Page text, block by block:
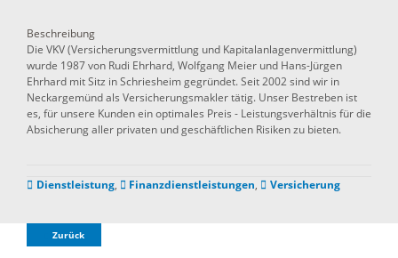
Beschreibung
Die VKV (Versicherungsvermittlung und Kapitalanlagenvermittlung)
wurde 1987 von Rudi Ehrhard, Wolfgang Meier und Hans-Jürgen
Ehrhard mit Sitz in Schriesheim gegründet. Seit 2002 sind wir in
Neckargemünd als Versicherungsmakler tätig. Unser Bestreben ist
es, für unsere Kunden ein optimales Preis - Leistungsverhältnis für die
Absicherung aller privaten und geschäftlichen Risiken zu bieten.
Dienstleistung, Finanzdienstleistungen, Versicherung
Zurück